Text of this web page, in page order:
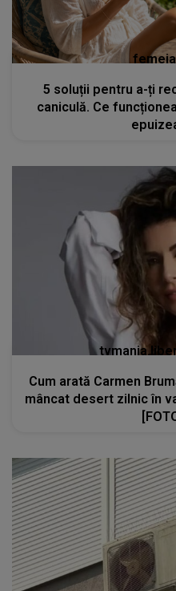
5 soluții pentru a-ți
caniculă. Ce
Cum arată Carmen
mâncat desert zilnic în